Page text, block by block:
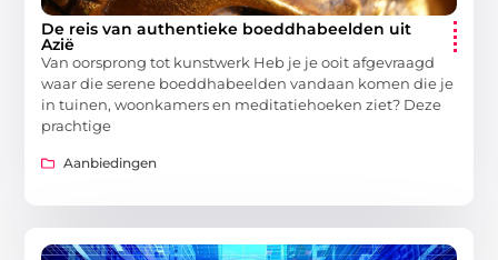
De reis van authentieke boeddhabeelden uit
Azië
Van oorsprong tot kunstwerk Heb je je ooit afgevraagd
waar die serene boeddhabeelden vandaan komen die je
in tuinen, woonkamers en meditatiehoeken ziet? Deze
prachtige
Aanbiedingen